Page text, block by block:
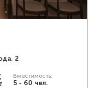
2
Вместимость:
5 - 60 чел.